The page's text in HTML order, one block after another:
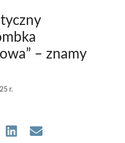
– znamy
r.
Share Share